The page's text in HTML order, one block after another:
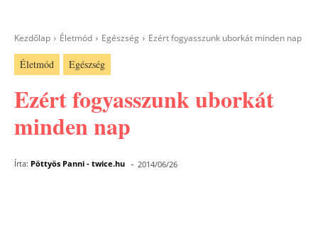
Kezdőlap Életmód Egészség Ezért fogyasszunk uborkát minden nap
Életmód Egészség
Ezért fogyasszunk uborkát
minden nap
Írta: Pöttyös Panni - twice.hu - 2014/06/26